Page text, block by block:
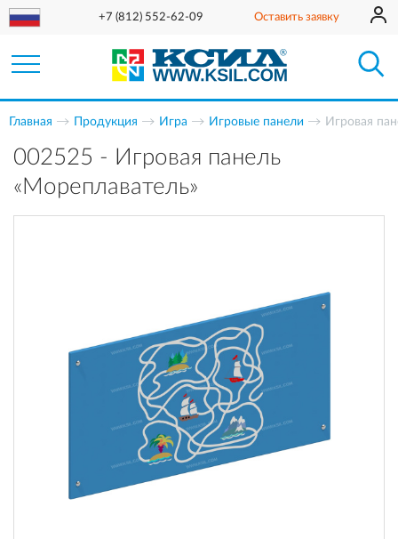
+7 (812) 552-62-09 Оставить заявку
Главная Продукция Игра Игровые панели Игровая
002525 - Игровая панель
«Мореплаватель»